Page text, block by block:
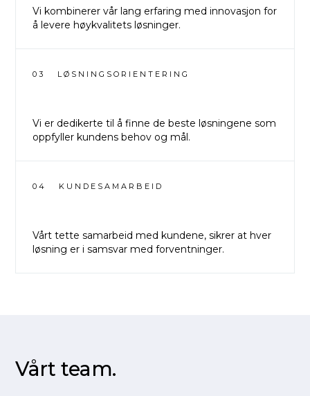
Vi kombinerer vår lang erfaring med innovasjon for
å levere høykvalitets løsninger.
03 LØSNINGSORIENTERING
Vi er dedikerte til å finne de beste løsningene som
oppfyller kundens behov og mål.
04 KUNDESAMARBEID
Vårt tette samarbeid med kundene, sikrer at hver
løsning er i samsvar med forventninger.
Vårt team.